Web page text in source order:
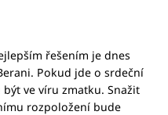
řešením je dnes
Pokud jde o srdeční
ve víru zmatku. Snažit
rozpoložení bude